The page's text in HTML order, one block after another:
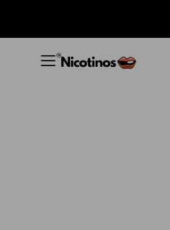
Navigationsmenü